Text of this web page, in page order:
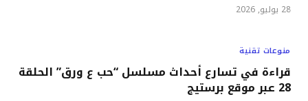
28 يوليو, 2026
منوعات تقنية
قراءة في تسارع أحداث مسلسل “حب ع ورق” الحلقة
28 عبر موقع برستيج